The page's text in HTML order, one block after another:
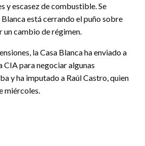
y escasez de combustible. Se
está cerrando el puño sobre
cambio de régimen.
la Casa Blanca ha enviado a
CIA para negociar algunas
y ha imputado a Raúl Castro, quien
miércoles.